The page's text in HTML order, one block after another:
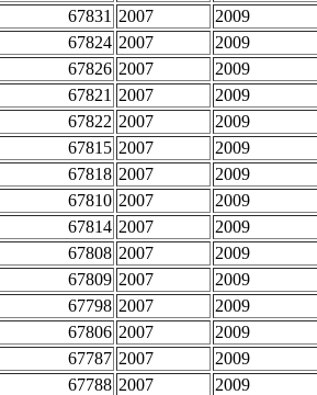
67831 2007
2009
67824 2007
2009
67826 2007
2009
67821 2007
2009
67822 2007
2009
67815 2007
2009
67818 2007
2009
67810 2007
2009
67814 2007
2009
67808 2007
2009
67809 2007
2009
67798 2007
2009
67806 2007
2009
67787 2007
2009
67788 2007
2009